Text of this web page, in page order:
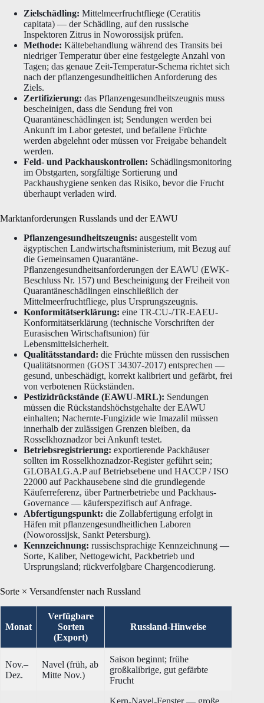
Zielschädling: Mittelmeerfruchtfliege (Ceratitis
capitata) — der Schädling, auf den russische
Inspektoren Zitrus in Noworossijsk prüfen.
Methode: Kältebehandlung während des Transits bei
niedriger Temperatur über eine festgelegte Anzahl von
Tagen; das genaue Zeit-Temperatur-Schema richtet sich
nach der pflanzengesundheitlichen Anforderung des
Ziels.
Zertifizierung: das Pflanzengesundheitszeugnis muss
bescheinigen, dass die Sendung frei von
Quarantäneschädlingen ist; Sendungen werden bei
Ankunft im Labor getestet, und befallene Früchte
werden abgelehnt oder müssen vor Freigabe behandelt
werden.
Feld- und Packhauskontrollen: Schädlingsmonitoring
im Obstgarten, sorgfältige Sortierung und
Packhaushygiene senken das Risiko, bevor die Frucht
überhaupt verladen wird.
Marktanforderungen Russlands und der EAWU
Pflanzengesundheitszeugnis: ausgestellt vom
ägyptischen Landwirtschaftsministerium, mit Bezug auf
die Gemeinsamen Quarantäne-
Pflanzengesundheitsanforderungen der EAWU (EWK-
Beschluss Nr. 157) und Bescheinigung der Freiheit von
Quarantäneschädlingen einschließlich der
Mittelmeerfruchtfliege, plus Ursprungszeugnis.
Konformitätserklärung: eine TR-CU-/TR-EAEU-
Konformitätserklärung (technische Vorschriften der
Eurasischen Wirtschaftsunion) für
Lebensmittelsicherheit.
Qualitätsstandard: die Früchte müssen den russischen
Qualitätsnormen (GOST 34307-2017) entsprechen —
gesund, unbeschädigt, korrekt kalibriert und gefärbt, frei
von verbotenen Rückständen.
Pestizidrückstände (EAWU-MRL): Sendungen
müssen die Rückstandshöchstgehalte der EAWU
einhalten; Nachernte-Fungizide wie Imazalil müssen
innerhalb der zulässigen Grenzen bleiben, da
Rosselkhoznadzor bei Ankunft testet.
Betriebsregistrierung: exportierende Packhäuser
sollten im Rosselkhoznadzor-Register geführt sein;
GLOBALG.A.P auf Betriebsebene und HACCP / ISO
22000 auf Packhausebene sind die grundlegende
Käuferreferenz, über Partnerbetriebe und Packhaus-
Governance — käuferspezifisch auf Anfrage.
Abfertigungspunkt: die Zollabfertigung erfolgt in
Häfen mit pflanzengesundheitlichen Laboren
(Noworossijsk, Sankt Petersburg).
Kennzeichnung: russischsprachige Kennzeichnung —
Sorte, Kaliber, Nettogewicht, Packbetrieb und
Ursprungsland; rückverfolgbare Chargencodierung.
Sorte × Versandfenster nach Russland
Monat
Verfügbare
Sorten
(Export)
Russland-Hinweise
Nov.–
Dez.
Navel (früh, ab
Mitte Nov.)
Saison beginnt; frühe
großkalibrige, gut gefärbte
Frucht
Kern-Navel-Fenster — große